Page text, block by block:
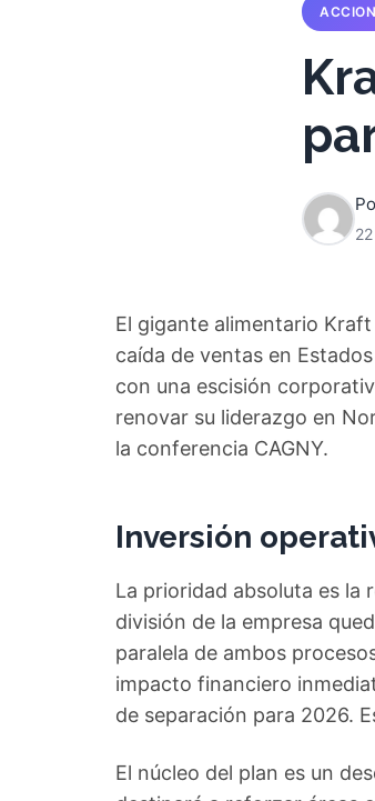
El gigante alimentario
caída de ventas en
con una escisión
renovar su liderazgo en
la conferencia CAGNY.
Inversión
La prioridad absoluta es la
división de la empresa
paralela de ambos
impacto financiero
de separación para 2026.
El núcleo del plan es un